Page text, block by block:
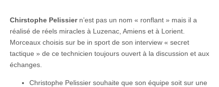
Chirstophe Pelissiern’est pas un nom « ronflant » mais il a
réalisé de réels miracles à Luzenac, Amiens et à Lorient.
Morceaux choisis sur be in sport de son interview « secret
tactique » de ce technicien toujours ouvert à la discussion et aux
échanges.
Christophe Pelissier souhaite que son équipe soit sur une